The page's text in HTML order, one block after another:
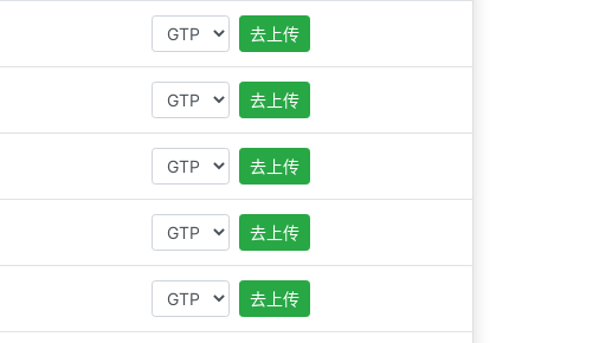
去上传
去上传
去上传
去上传
去上传